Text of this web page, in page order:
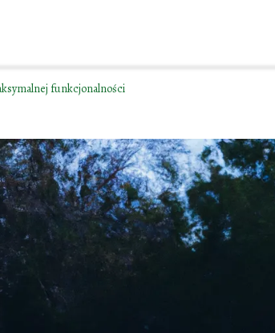
funkcjonalności